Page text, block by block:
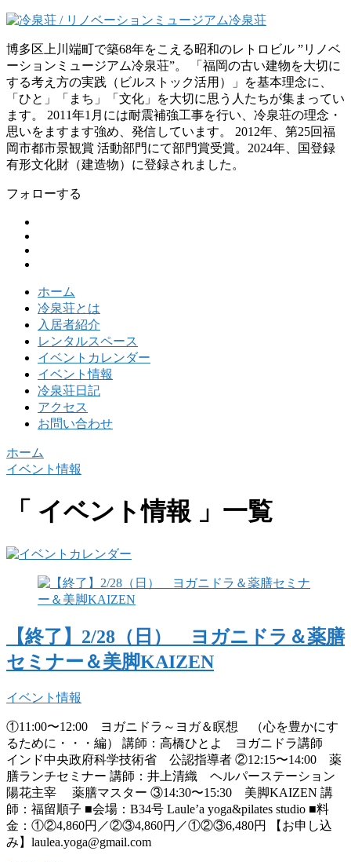
博多区上川端町で築68年をこえる昭和のレトロビル ”リノベ
ーションミュージアム冷泉荘”。 「福岡の古い建物を大切に
する考え方の実践（ビルストック活用）」を基本理念に、
「ひと」「まち」「文化」を大切に思う人たちが集まってい
ます。 2011年1月には耐震補強工事を行い、冷泉荘の理念・
思いをますます強め、発信しています。 2012年、第25回福
岡市都市景観賞 活動部門にて部門賞受賞。2024年、国登録
有形文化財（建造物）に登録されました。
フォローする
ホーム
冷泉荘とは
入居者紹介
レンタルスペース
イベントカレンダー
イベント情報
冷泉荘日記
アクセス
お問い合わせ
ホーム
イベント情報
「 イベント情報 」一覧
【終了】2/28（日） ヨガニドラ＆薬膳
セミナー＆美脚KAIZEN
イベント情報
①11:00〜12:00 ヨガニドラ～ヨガ＆瞑想 （心を豊かにす
るために・・・編） 講師：高橋ひとよ ヨガニドラ講師
インド中央政府科学技術省 公認指導者 ②12:15〜14:00 薬
膳ランチセミナー 講師：井上清織 ヘルパーステーション
陽花主宰 薬膳マスター ③14:30〜15:30 美脚KAIZEN 講
師：福留順子 ■会場：B34号 Laule’a yoga&pilates studio ■料
金：①②4,860円／②③4,860円／①②③6,480円 【お申し込
み】laulea.yoga@gmail.com